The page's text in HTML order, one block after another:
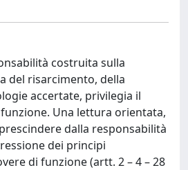
costruita sulla
del risarcimento, della
accertate, privilegia il
Una lettura orientata,
dalla responsabilità
dei principi
di funzione (artt. 2 – 4 – 28